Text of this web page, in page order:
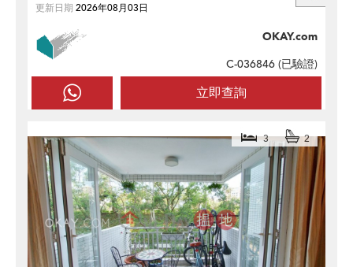
立即查詢
OKAY.com
C-036846 (已驗證)
更新日期 2026年08月03日
3 2